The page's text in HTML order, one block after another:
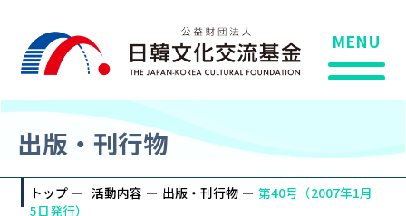
MENU
出版・刊行物
トップ 活動内容 出版・刊行物
第40号（2007年1月
5日発行）